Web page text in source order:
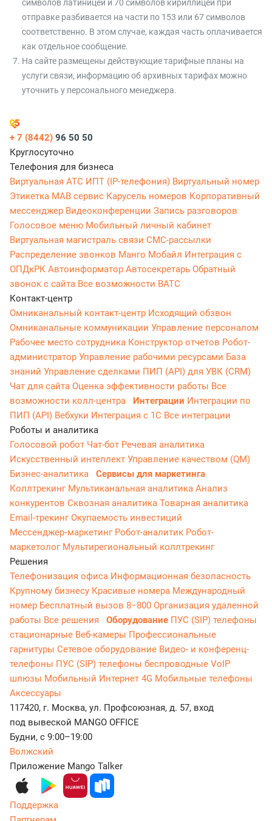
символов латиницей и 70 символов кириллицей при
отправке разбивается на части по 153 или 67 символов
соответственно. В этом случае, каждая часть оплачивается
как отдельное сообщение.
На сайте размещены действующие тарифные планы на
услуги связи, информацию об архивных тарифах можно
уточнить у персонального менеджера.
+ 7 (8442) 96 50 50
Круглосуточно
Телефония для бизнеса
Виртуальная АТС ИПТ (IP-телефония) Виртуальный номер
Этикетка МАВ сервис Карусель номеров Корпоративный
мессенджер Видеоконференции Запись разговоров
Голосовое меню Мобильный личный кабинет
Виртуальная магистраль связи СМС-рассылки
Распределение звонков Манго Мобайл Интеграция с
ОПДкРК Автоинформатор Автосекретарь Обратный
звонок с сайта Все возможности ВАТС
Контакт-центр
Омниканальный контакт-центр Исходящий обзвон
Омниканальные коммуникации Управление персоналом
Рабочее место сотрудника Конструктор отчетов Робот-
администратор Управление рабочими ресурсами База
знаний Управление сделками ПИП (API) для УВК (CRM)
Чат для сайта Оценка эффективности работы Все
возможности колл-центра
Интеграции Интеграции по
ПИП (API) Вебхуки Интеграция с 1С Все интеграции
Роботы и аналитика
Голосовой робот Чат-бот Речевая аналитика
Искусственный интеллект Управление качеством (QM)
Бизнес-аналитика
Сервисы для маркетинга
Коллтрекинг Мультиканальная аналитика Анализ
конкурентов Сквозная аналитика Товарная аналитика
Email-трекингОкупаемость инвестиций
Мессенджер‑маркетинг Робот-аналитик Робот-
маркетолог Мультирегиональный коллтрекинг
Решения
Телефонизация офиса Информационная безопасность
Крупному бизнесу Красивые номера Международный
номер Бесплатный вызов 8−800 Организация удаленной
работы Все решения Оборудование ПУС (SIP) телефоны
стационарные Веб-камеры Профессиональные
гарнитуры Сетевое оборудование Видео- и конференц-
телефоны ПУС (SIP) телефоны беспроводные VoIP
шлюзы Мобильный Интернет 4G Мобильные телефоны
Аксессуары
117420, г. Москва, ул. Профсоюзная, д. 57, вход
под вывеской MANGO OFFICE
Будни, с 9:00–19:00
Волжский
Приложение Mango Talker
Поддержка